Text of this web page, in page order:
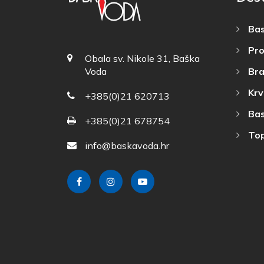
Obala sv. Nikole 31, Baška
Voda
+385(0)21 620713
+385(0)21 678754
info@baskavoda.hr